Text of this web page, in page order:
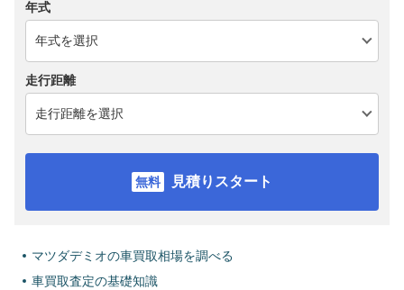
年式
走行距離
見積りスタート
マツダデミオの車買取相場を調べる
車買取査定の基礎知識